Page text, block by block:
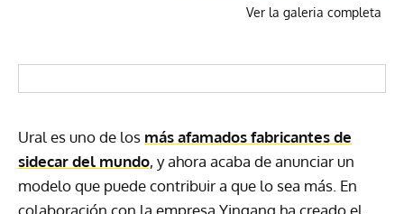
Ver la galeria completa
Ural es uno de los más afamados fabricantes de
sidecar del mundo, y ahora acaba de anunciar un
modelo que puede contribuir a que lo sea más. En
colaboración con la empresa Yingang ha creado el